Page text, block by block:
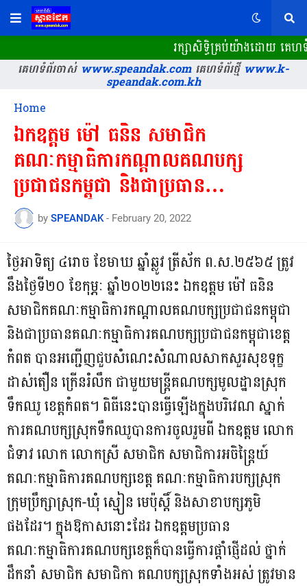
រក្សាសិទ្ធិគ្រប់យ៉ាងដោយ គេហ
គេហទំព័រចាស់www.speandak.comគេហទំព័រថ្មីwww.k-
speandak.com.kh
Home
ឯកឧត្តម ម៉ៅ ធនិន សមាជិក
គណៈកម្មាធិការកណ្តាលគណបក្ស
ប្រជាជនកម្ពុជា និងជាប្រធាន
គណៈកម្មាធិការគណបក្សប្រជាជនកម្ពុជា
ខេត្តកំពត
by SPEANDAK - February 20, 2022
ថ្ងៃអាទិត្យ ៤រោច ខែមាឃ ឆ្នាំឆ្លូវ ត្រីស័ក ព.ស.២៥៦៥ ត្រូវ
នឹងថ្ងៃទី២០ ខែកុម្ភៈ ឆ្នាំ២០២២នេះ ឯកឧត្តម ម៉ៅ ធនិន
សមាជិកគណៈកម្មាធិការកណ្តាលគណបក្សប្រជាជនកម្ពុជា
និងជាប្រធានគណៈកម្មាធិការគណបក្សប្រជាជនកម្ពុជាខេត្ត
កំពត បានអញ្ជើញជួបសំណេះសំណាលសាកសួរសុខទុក្ខ
ដាស់តឿន ក្រើនរំលឹក ជាមួយមន្រ្តីគណបក្សមូលដ្ឋានស្រុក
ទឹកឈូ ខេត្តកំពត។ ពិធីនេះបានធ្វើឡើងក្នុងបរិវេណ ស្នាក់
ការគណបក្សស្រុកទឹកឈូបានការចូលរួមពី ឯកឧត្តម លោក
ជំទាវ លោក លោកស្រី សមាជិក សមាជិការអចិន្ត្រៃយ៍
គណៈកម្មាធិការគណបក្សខេត្ត គណៈកម្មាធិការបក្សស្រុក
ក្រុមប្រឹក្សាស្រុក-ឃុំ ស្មៀន មេប៉ុស្តិ៍ និងសាខាបក្សភូមិ
ផងដែរ។ ក្នុងឱកាសនោះដែរ ឯកឧត្តមប្រធាន
គណៈកម្មាធិការគណបក្សខេត្តក៏បានធ្វើការផ្តាំផ្ញើដល់​ ថ្នាក់
ដឹកនាំ សមាជិក សមាជិកា គណបក្សស្រុកទាំងអស់ ត្រូវមាន